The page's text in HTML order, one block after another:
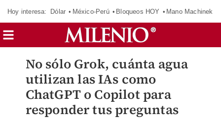
Hoy interesa: Dólar México-Perú Bloqueos HOY Mano Machinek
No sólo Grok, cuánta agua
utilizan las IAs como
ChatGPT o Copilot para
responder tus preguntas